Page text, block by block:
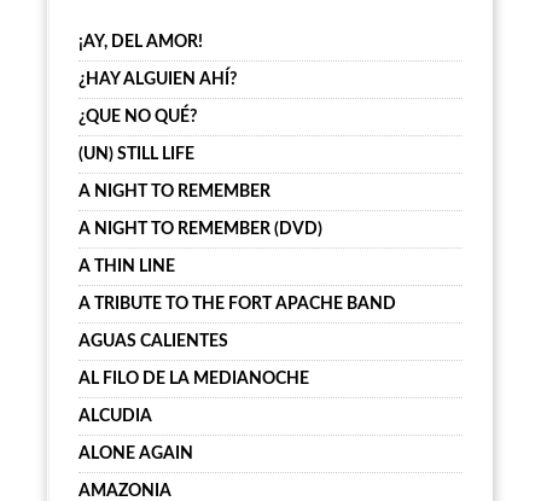
¡AY, DEL AMOR!
¿HAY ALGUIEN AHÍ?
¿QUE NO QUÉ?
(UN) STILL LIFE
A NIGHT TO REMEMBER
A NIGHT TO REMEMBER (DVD)
A THIN LINE
A TRIBUTE TO THE FORT APACHE BAND
AGUAS CALIENTES
AL FILO DE LA MEDIANOCHE
ALCUDIA
ALONE AGAIN
AMAZONIA